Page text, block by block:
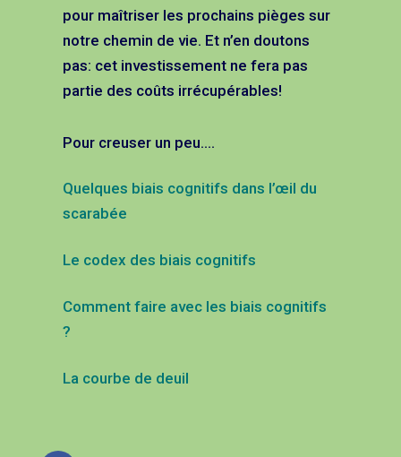
pour maîtriser les prochains pièges sur
notre chemin de vie. Et n’en doutons
pas: cet investissement ne fera pas
partie des coûts irrécupérables!
Pour creuser un peu….
Quelques biais cognitifs dans l’œil du
scarabée
Le codex des biais cognitifs
Comment faire avec les biais cognitifs
?
La courbe de deuil